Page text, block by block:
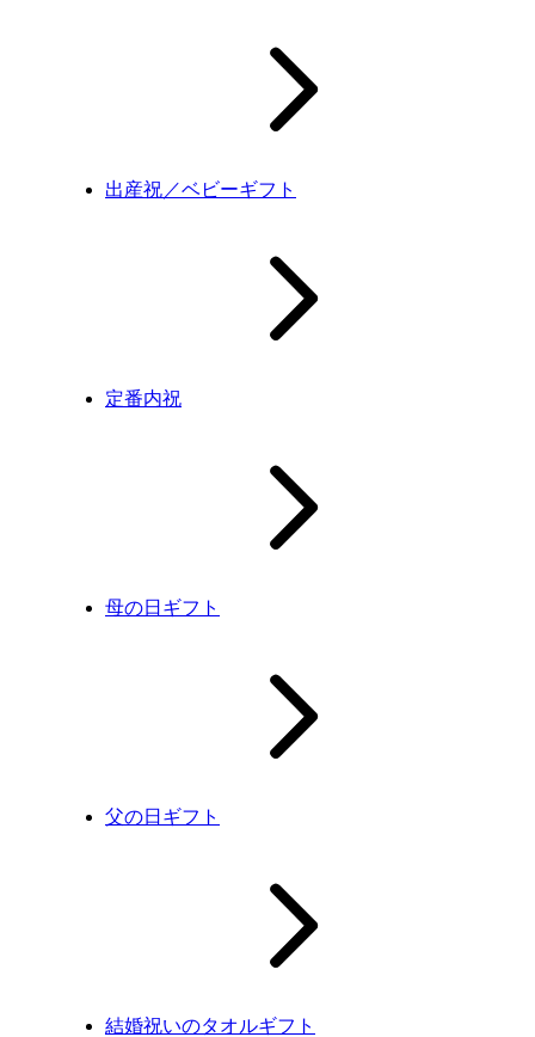
出産祝／ベビーギフト
定番内祝
母の日ギフト
父の日ギフト
結婚祝いのタオルギフト